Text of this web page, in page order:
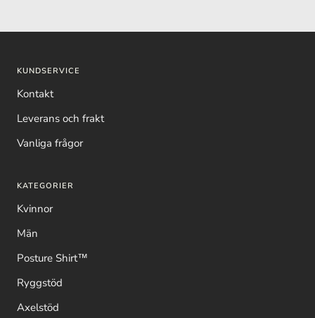
KUNDSERVICE
Kontakt
Leverans och frakt
Vanliga frågor
KATEGORIER
Kvinnor
Män
Posture Shirt™
Ryggstöd
Axelstöd